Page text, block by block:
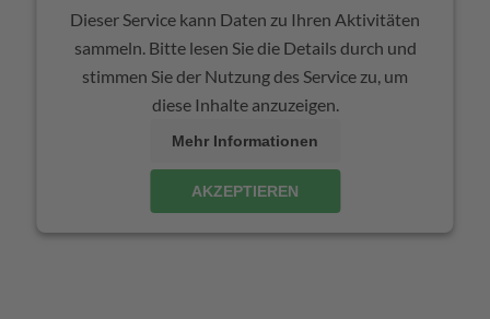
Dieser Service kann Daten zu Ihren Aktivitäten
sammeln. Bitte lesen Sie die Details durch und
stimmen Sie der Nutzung des Service zu, um
diese Inhalte anzuzeigen.
Mehr Informationen
AKZEPTIEREN